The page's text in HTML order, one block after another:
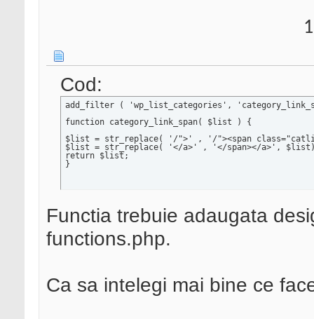
Cod:
add_filter ( 'wp_list_categories',
function category_link_span( $list ) {
$list = str_replace( '/">' , '/"><span
$list = str_replace( '</a>' , '</span></a>',
return $list;
}
Functia trebuie adaugata
functions.php.
Ca sa intelegi mai bine ce